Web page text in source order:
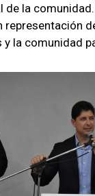
de la
representación
la comunidad